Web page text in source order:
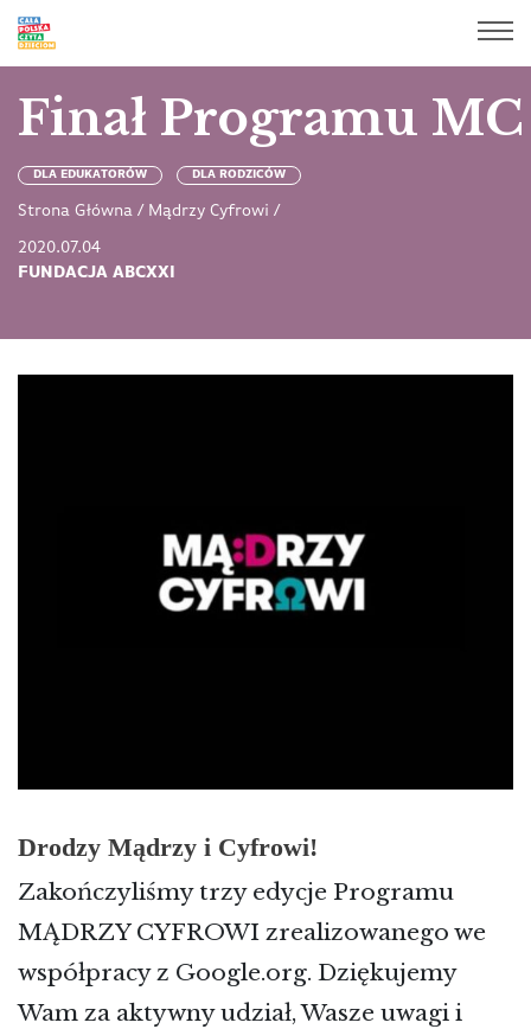
Finał Programu MC
DLA EDUKATORÓW DLA RODZICÓW
Strona Główna / Mądrzy Cyfrowi /
2020.07.04
FUNDACJA ABCXXI
Drodzy Mądrzy i Cyfrowi!
Zakończyliśmy trzy edycje Programu
MĄDRZY CYFROWI zrealizowanego we
współpracy z Google.org. Dziękujemy
Wam za aktywny udział, Wasze uwagi i